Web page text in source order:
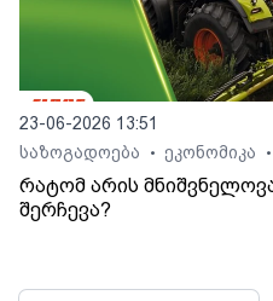
23-06-2026 13:51
საზოგადოება
• ეკონომიკა •
რატომ არის
შერჩევა?